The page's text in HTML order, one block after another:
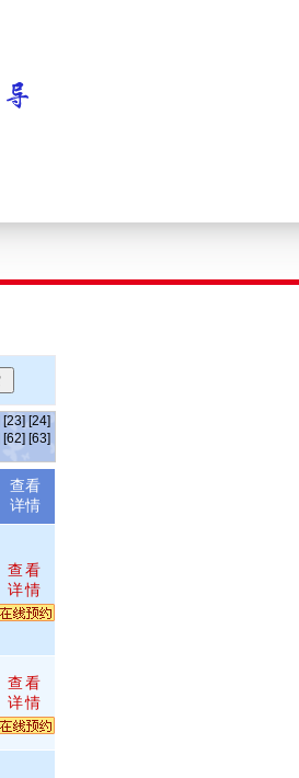
[23] [24]
[62] [63]
查看
详情
查看
详情
查看
详情